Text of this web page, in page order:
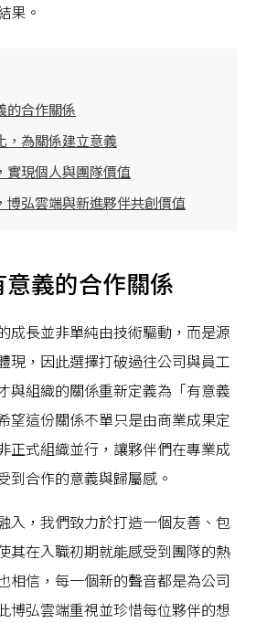
果。
的合作關係
，為關係建立意義
實現個人與團隊價值
博弘雲端與新進夥伴共創價值
義的合作關係
成長並非單純由技術驅動，而是源
現，因此選擇打破過往公司與員工
與組織的關係重新定義為「有意義
望這份關係不單只是由商業成果定
正式組織並行，讓夥伴們在專業成
到合作的意義與歸屬感。
入，我們致力於打造一個友善、包
其在入職初期就能感受到團隊的熱
相信，每一個新的聲音都是為公司
博弘雲端重視並珍惜每位夥伴的想